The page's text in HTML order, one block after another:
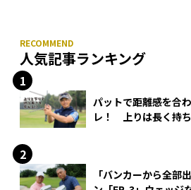
人気記事ランキング
パットで距離感を合
レ！ 上りは長く持
「バンカーから全部